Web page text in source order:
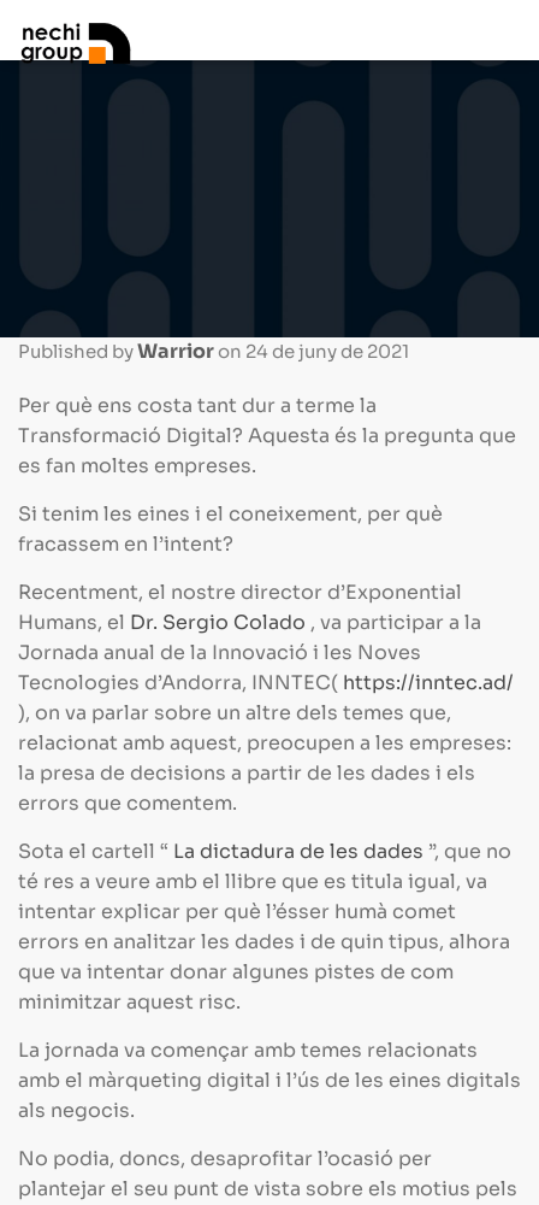
Published byWarrior on 24 de juny de 2021
Per què ens costa tant dur a terme la
Transformació Digital? Aquesta és la pregunta que
es fan moltes empreses.
Si tenim les eines i el coneixement, per què
fracassem en l’intent?
Recentment, el nostre director d’Exponential
Humans, el Dr. Sergio Colado , va participar a la
Jornada anual de la Innovació i les Noves
Tecnologies d’Andorra, INNTEC( https://inntec.ad/
), on va parlar sobre un altre dels temes que,
relacionat amb aquest, preocupen a les empreses:
la presa de decisions a partir de les dades i els
errors que comentem.
Sota el cartell “ La dictadura de les dades ”, que no
té res a veure amb el llibre que es titula igual, va
intentar explicar per què l’ésser humà comet
errors en analitzar les dades i de quin tipus, alhora
que va intentar donar algunes pistes de com
minimitzar aquest risc.
La jornada va començar amb temes relacionats
amb el màrqueting digital i l’ús de les eines digitals
als negocis.
No podia, doncs, desaprofitar l’ocasió per
plantejar el seu punt de vista sobre els motius pels